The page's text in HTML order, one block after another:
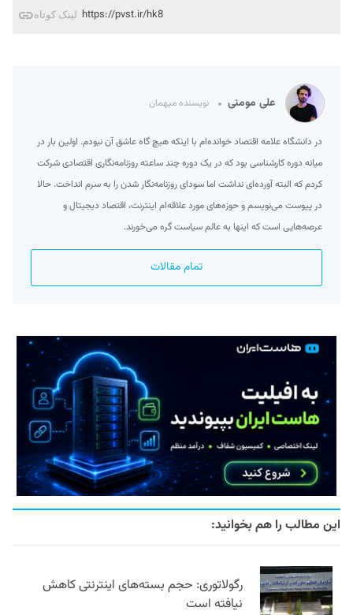
لینک کوتاه https://pvst.ir/hk8
علی مومنی نویسنده میهمان
در دانشگاه علامه اقتصاد خوانده‌ام با اینکه هیچ گاه عاشق آن نبودم. اولین بار در
میانه دوره کارشناسی بود که در یک دوره چند ساعته روزنامه‌نگاری اقتصادی شرکت
کردم که البته آورده‌ای نداشت اما سودای روزنامه‌نگار شدن را به سرم انداخت. حالا
در پیوست می‌نویسم و حوزه‌‌های مورد علاقه‌ام اینترنت، اقتصاد دیجیتال و
عرصه‌هایی است که اینها به عالم سیاست گره می‌خورند.
تمام مقالات
این مطالب را هم بخوانید:
رگولاتوری: حجم بسته‌های اینترنتی کاهش
نیافته است